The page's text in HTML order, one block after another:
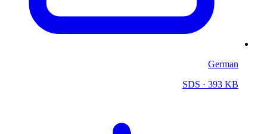
German
SDS · 393 KB